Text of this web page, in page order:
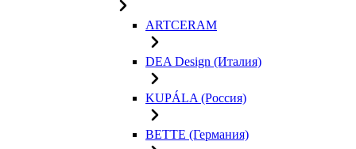
ARTCERAM
DEA Design (Италия)
KUPÁLA (Россия)
BETTE (Германия)